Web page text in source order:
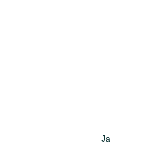
Ja